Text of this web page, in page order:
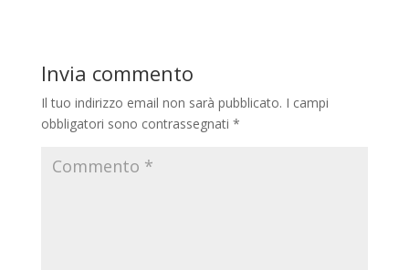
Invia commento
Il tuo indirizzo email non sarà pubblicato. I campi
obbligatori sono contrassegnati *